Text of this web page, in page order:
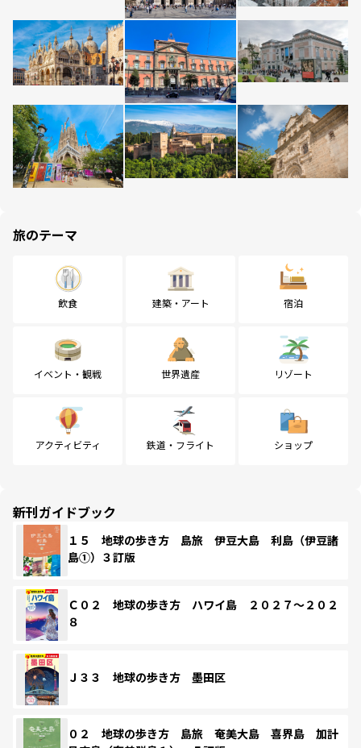
旅のテーマ
飲食 建築・アート 宿泊
イベント・観戦 世界遺産 リゾート
アクティビティ 鉄道・フライト ショップ
新刊ガイドブック
１５ 地球の歩き方 島旅 伊豆大島 利島（伊豆諸
島①）３訂版
Ｃ０２ 地球の歩き方 ハワイ島 ２０２７～２０２
８
Ｊ３３ 地球の歩き方 墨田区
０２ 地球の歩き方 島旅 奄美大島 喜界島 加計